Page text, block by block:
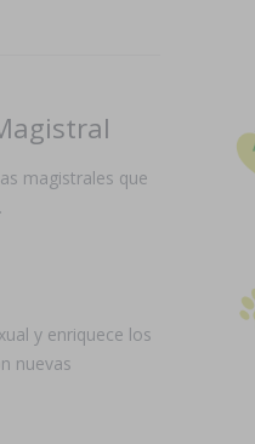
magistrales que
y enriquece los
nuevas